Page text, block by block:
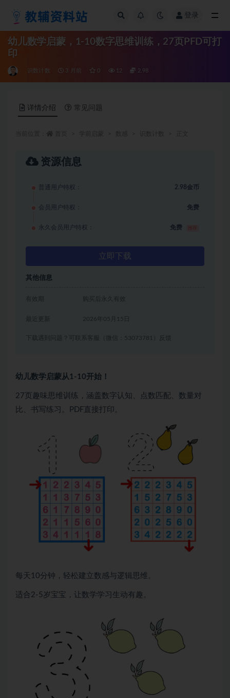
登录
幼儿数学启蒙，1-10数字思维训练，27页PFD可打
印
识数计数 3 月前 0 12 2.98
详情介绍 常见问题
资源信息
普通用户特权： 2.98金币
会员用户特权： 免费
永久会员用户特权： 免费
立即下载
其他信息
有效期 购买后永久有效
2026年05月15日
下载遇到问题？可联系客服（微信：53073781）反馈
幼儿数学启蒙从1-10开始！
27页趣味思维训练，涵盖数字认知、点数匹配、数量对
比、书写练习。PDF直接打印。
每天10分钟，轻松建立数感与逻辑思维。
适合2-5岁宝宝，让数学学习生动有趣。